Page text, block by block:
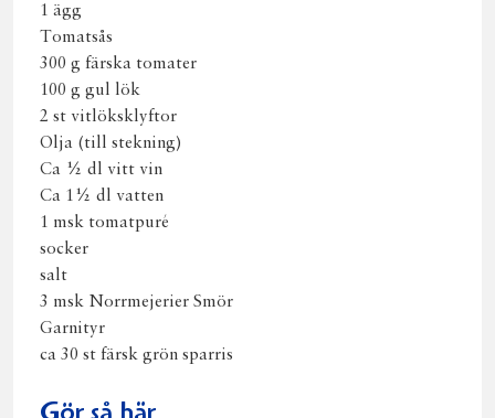
1 ägg
Tomatsås
300 g färska tomater
100 g gul lök
2 st vitlöksklyftor
Olja (till stekning)
Ca ½ dl vitt vin
Ca 1½ dl vatten
1 msk tomatpuré
socker
salt
3 msk Norrmejerier Smör
Garnityr
ca 30 st färsk grön sparris